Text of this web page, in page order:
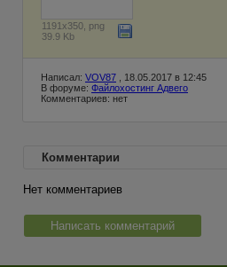
1191x350, png
39.9 Kb
Написал: VOV87 , 18.05.2017 в 12:45
В форуме: Файлохостинг Адвего
Комментариев: нет
Комментарии
Нет комментариев
Написать комментарий